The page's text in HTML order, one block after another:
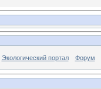
Экологический портал Форум